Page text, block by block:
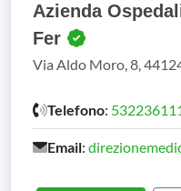
Azienda
Fer
Via Aldo Moro, 8,
Telefono:
Email: